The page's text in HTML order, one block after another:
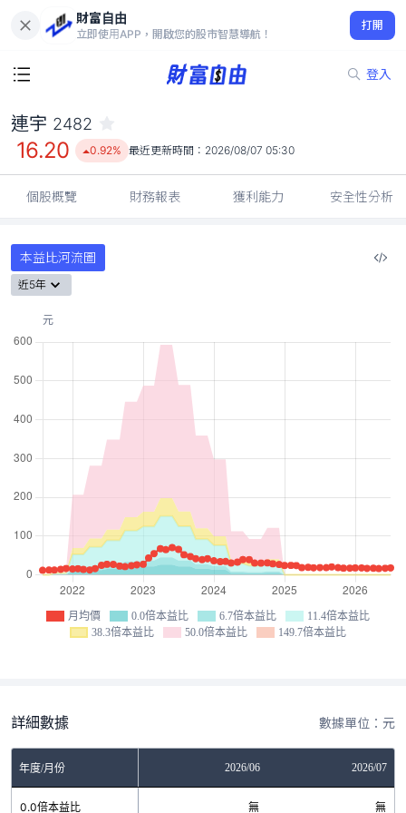
財富自由
立即使用APP，開啟您的股市智慧導航！
打開
登入
16.20
0.92%
連宇 2482
16.20 0.92% 最近更新時間： 2026/08/07 05:30
個股概覽 財務報表 獲利能力 安全性分析
本益比河流圖
近5年
月均價 0.0倍本益比 6.7倍本益比
11.4倍本益比
38.3倍本益比
50.0倍本益比 149.7倍本益比
詳細數據 數據單位：元
年度/月份 2026/06 2026/07
0.0倍本益比 無 無